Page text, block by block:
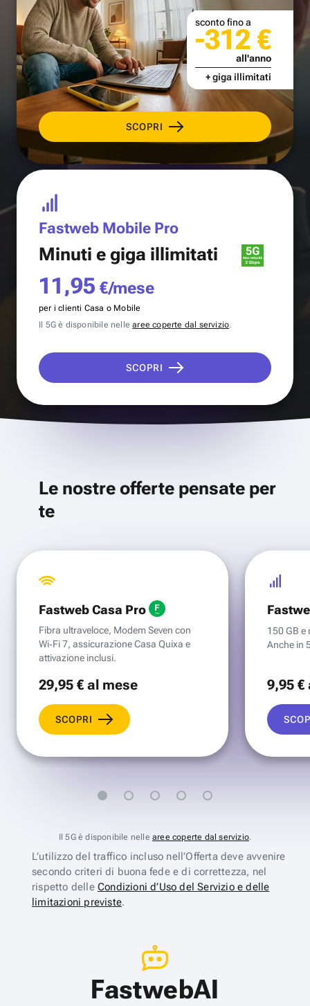
SCOPRI
sconto fino a
-312 €
all'anno
+ giga illimitati
Fastweb Mobile Pro
Minuti e giga illimitati
11,95 €/mese
per i clienti Casa o Mobile
Il 5G è disponibile nellearee coperte dal servizio.
SCOPRI
Le nostre offerte pensate per
te
Fastweb Casa Pro
Fibra ultraveloce, Modem Seven con
Wi‑Fi 7, assicurazione Casa Quixa e
attivazione inclusi.
29,95 €al mese
SCOPRI
150 GB e
Anche in
9,95 €
Il 5G è disponibile nelle aree coperte dal servizio.
L’utilizzo del traffico incluso nell’Offerta deve avvenire
secondo criteri di buona fede e di correttezza, nel
rispetto delle Condizioni d’Uso del Servizio e delle
limitazioni previste.
FastwebAI